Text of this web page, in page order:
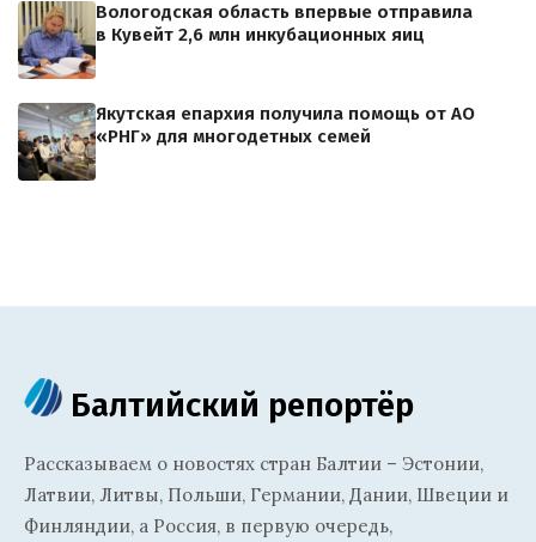
Вологодская область впервые отправила
в Кувейт 2,6 млн инкубационных яиц
Якутская епархия получила помощь от АО
«РНГ» для многодетных семей
Балтийский репортёр
Рассказываем о новостях стран Балтии – Эстонии,
Латвии, Литвы, Польши, Германии, Дании, Швеции и
Финляндии, а Россия, в первую очередь,